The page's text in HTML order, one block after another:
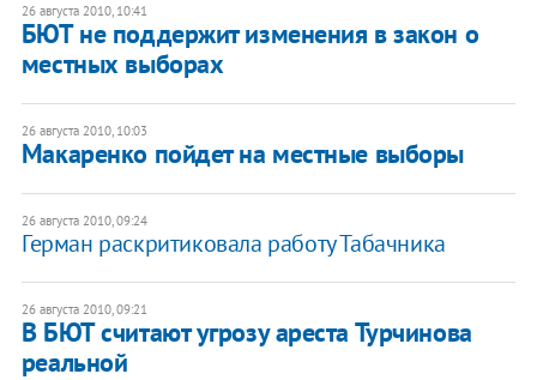
26 августа 2010, 10:41
БЮТ не поддержит изменения в закон о
местных выборах
26 августа 2010, 10:03
Макаренко пойдет на местные выборы
26 августа 2010, 09:24
Герман раскритиковала работу Табачника
26 августа 2010, 09:21
В БЮТ считают угрозу ареста Турчинова
реальной